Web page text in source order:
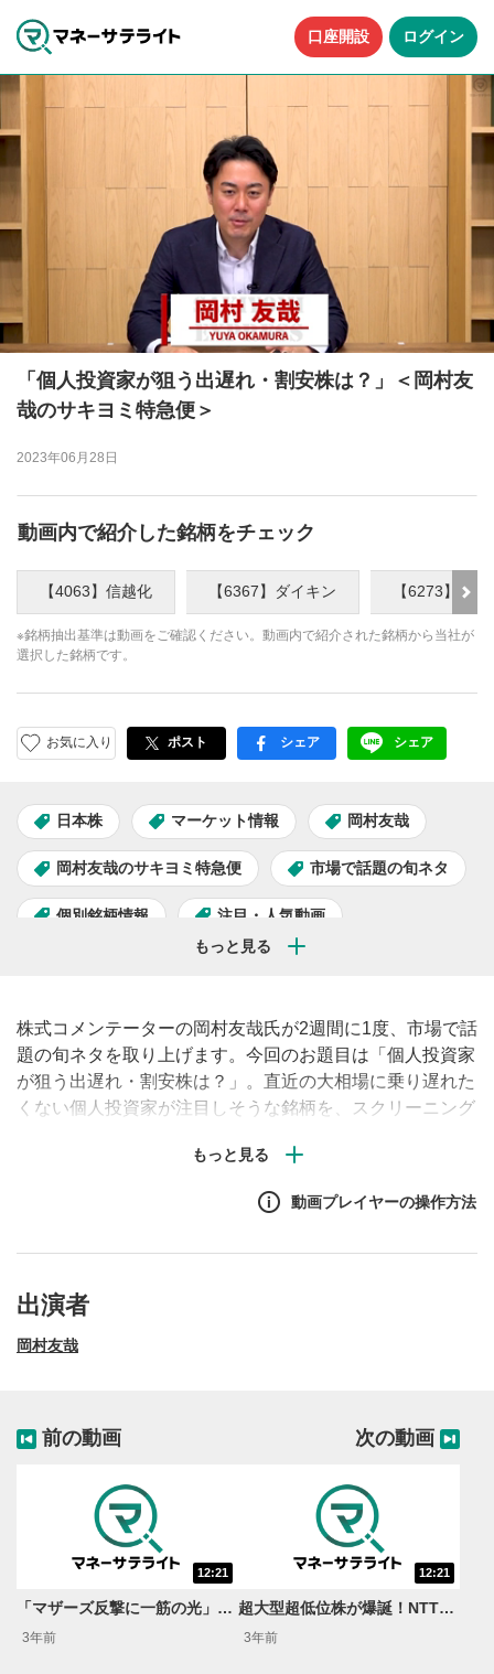
口座開設 ログイン
「個人投資家が狙う出遅れ・割安株は？」＜岡村友
哉のサキヨミ特急便＞
2023年06月28日
動画内で紹介した銘柄をチェック
【4063】信越化 【6367】ダイキン 【6273】ＳＭ
※銘柄抽出基準は動画をご確認ください。動画内で紹介された銘柄から当社が
選択した銘柄です。
お気に入り ポスト facebook
シェア LINE
シェア
日本株 マーケット情報 岡村友哉
岡村友哉のサキヨミ特急便 市場で話題の旬ネタ
個別銘柄情報 注目・人気動画
株式コメンテーターの岡村友哉氏が2週間に1度、市場で話
題の旬ネタを取り上げます。今回のお題目は「個人投資家
が狙う出遅れ・割安株は？」。直近の大相場に乗り遅れた
くない個人投資家が注目しそうな銘柄を、スクリーニング
動画プレイヤーの操作方法
出演者
岡村友哉
前の動画
12:21
「マザーズ反撃に一筋の光」＜岡村友哉のサキヨミ特急便＞
3年前
次の動画
12:21
超大型超低位株が爆誕！NTT株25分割＜岡村友哉のサキヨミ特急便＞
3年前